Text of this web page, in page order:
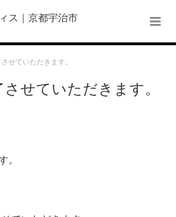
ス｜京都宇治市
せていただきます。
せていただきます。
。